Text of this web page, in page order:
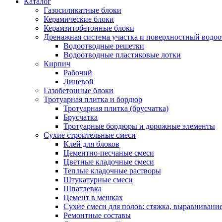
Газосиликатные блоки
Керамические блоки
Керамзитобетонные блоки
Дренажная система участка и поверхностный
Водоотводные решетки
Водоотводные пластиковые лотки
Кирпич
Рабочий
Лицевой
Газобетонные блоки
Тротуарная плитка и бордюр
Тротуарная плитка (брусчатка)
Брусчатка
Тротуарные бордюры и дорожные элементы
Сухие строительные смеси
Клей для блоков
Цементно-песчаные смеси
Цветные кладочные смеси
Теплые кладочные растворы
Штукатурные смеси
Шпатлевка
Цемент в мешках
Сухие смеси для полов: стяжка,
Ремонтные составы